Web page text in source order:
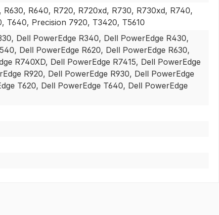
R640, R720, R720xd, R730, R730xd, R740,
T640, Precision 7920, T3420, T5610
Dell PowerEdge R340, Dell PowerEdge R430,
Dell PowerEdge R620, Dell PowerEdge R630,
R740XD, Dell PowerEdge R7415, Dell PowerEdge
R920, Dell PowerEdge R930, Dell PowerEdge
T620, Dell PowerEdge T640, Dell PowerEdge